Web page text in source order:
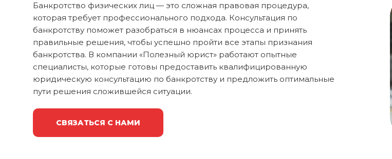
Банкротство физических лиц — это сложная правовая процедура,
которая требует профессионального подхода. Консультация по
банкротству поможет разобраться в нюансах процесса и принять
правильные решения, чтобы успешно пройти все этапы признания
банкротства. В компании «Полезный юрист» работают опытные
специалисты, которые готовы предоставить квалифицированную
юридическую консультацию по банкротству и предложить оптимальные
пути решения сложившейся ситуации.
СВЯЗАТЬСЯ С НАМИ